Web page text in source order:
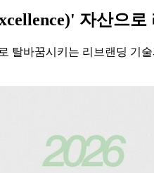
자산으로
탈바꿈시키는 리브랜딩 기